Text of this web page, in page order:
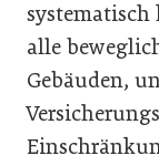
alle
Gebäuden,